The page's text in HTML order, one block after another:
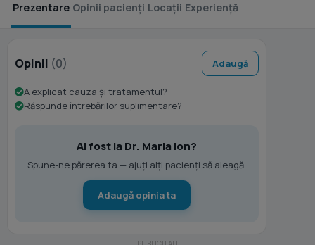
Prezentare Opinii pacienți Locații Experiență
Opinii (0) Adaugă
A explicat cauza și tratamentul?
Răspunde întrebărilor suplimentare?
Ai fost la Dr. Maria Ion?
Spune-ne părerea ta — ajuți alți pacienți să aleagă.
Adaugă opinia ta